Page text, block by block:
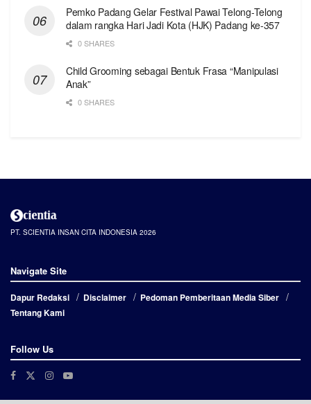
Pemko Padang Gelar Festival Pawai Telong-Telong
dalam rangka Hari Jadi Kota (HJK) Padang ke-357
0 SHARES
Child Grooming sebagai Bentuk Frasa “Manipulasi
Anak”
0 SHARES
PT. SCIENTIA INSAN CITA INDONESIA 2026
Navigate Site
Dapur Redaksi Disclaimer
Pedoman Pemberitaan Media Siber
Tentang Kami
Follow Us